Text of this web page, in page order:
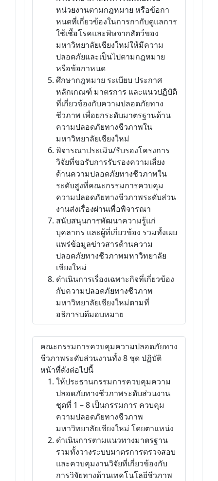
หน่วยงานตามกฎหมาย หรือข้อกา
หนดที่เกี่ยวข้องในการกากับดูแลการ
ใช้เชื้อโรคและพิษจากสัตว์ของ
มหาวิทยาลัยเชียงใหม่ให้มีความ
ปลอดภัยและเป็นไปตามกฎหมาย
หรือข้อกาหนด
ศึกษากฎหมาย ระเบียบ ประกาศ
หลักเกณฑ์ มาตรการ และแนวปฏิบัติ
ที่เกี่ยวข้องกับความปลอดภัยทาง
ชีวภาพ เพื่อยกระดับมาตรฐานด้าน
ความปลอดภัยทางชีวภาพใน
มหาวิทยาลัยเชียงใหม่
พิจารณาประเมิน/รับรองโครงการ
วิจัยที่ขอรับการรับรองความเสี่ยง
ด้านความปลอดภัยทางชีวภาพใน
ระดับสูงที่คณะกรรมการควบคุม
ความปลอดภัยทางชีวภาพระดับส่วน
งานส่งเรื่องผ่านเพื่อพิจารณา
สนับสนุนการพัฒนาความรู้แก่
บุคลากร และผู้ที่เกี่ยวข้อง รวมทั้งเผย
แพร่ข้อมูลข่าวสารด้านความ
ปลอดภัยทางชีวภาพมหาวิทยาลัย
เชียงใหม่
ดำเนินการเรื่องเฉพาะกิจที่เกี่ยวข้อง
กับความปลอดภัยทางชีวภาพ
มหาวิทยาลัยเชียงใหม่ตามที่
อธิการบดีมอบหมาย
คณะกรรมการควบคุมความปลอดภัยทาง
ชีวภาพระดับส่วนงานทั้ง 8 ชุด ปฏิบัติ
หน้าที่ดังต่อไปนี้
ให้ประธานกรรมการควบคุมความ
ปลอดภัยทางชีวภาพระดับส่วนงาน
ชุดที่ 1 – 8 เป็นกรรมการ ควบคุม
ความปลอดภัยทางชีวภาพ
มหาวิทยาลัยเชียงใหม่ โดยตาแหน่ง
ดำเนินการตามแนวทางมาตรฐาน
รวมทั้งวางระบบมาตรการตรวจสอบ
และควบคุมงานวิจัยที่เกี่ยวข้องกับ
การวิจัยทางด้านเทคโนโลยีชีวภาพ